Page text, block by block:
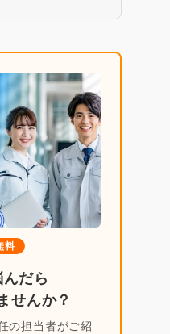
料
だら
せんか？
の担当者がご紹